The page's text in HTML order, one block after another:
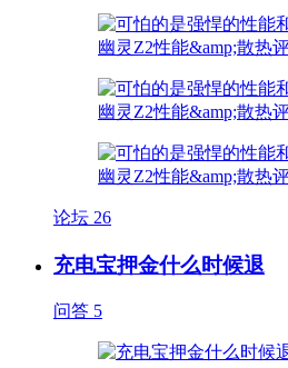
论坛 26
充电宝押金什么时候退
问答 5